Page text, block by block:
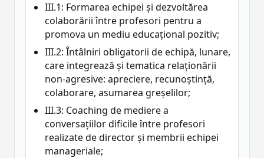
III.1: Formarea echipei și dezvoltărea
colaborării între profesori pentru a
promova un mediu educațional pozitiv;
III.2: Întâlniri obligatorii de echipă, lunare,
care integrează și tematica relaționării
non-agresive: apreciere, recunoștință,
colaborare, asumarea greșelilor;
III.3: Coaching de mediere a
conversațiilor dificile între profesori
realizate de director și membrii echipei
manageriale;